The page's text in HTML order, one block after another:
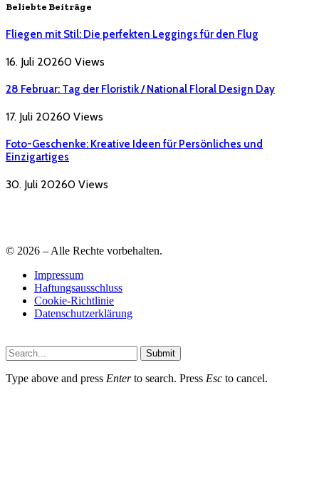
Beliebte Beiträge
Fliegen mit Stil: Die perfekten Leggings für den Flug
16. Juli 20260 Views
28 Februar: Tag der Floristik / National Floral Design Day
17. Juli 20260 Views
Foto-Geschenke: Kreative Ideen für Persönliches und
Einzigartiges
30. Juli 20260 Views
© 2026 – Alle Rechte vorbehalten.
Impressum
Haftungsausschluss
Cookie-Richtlinie
Datenschutzerklärung
Submit
Type above and press Enterto search. Press Esc to cancel.